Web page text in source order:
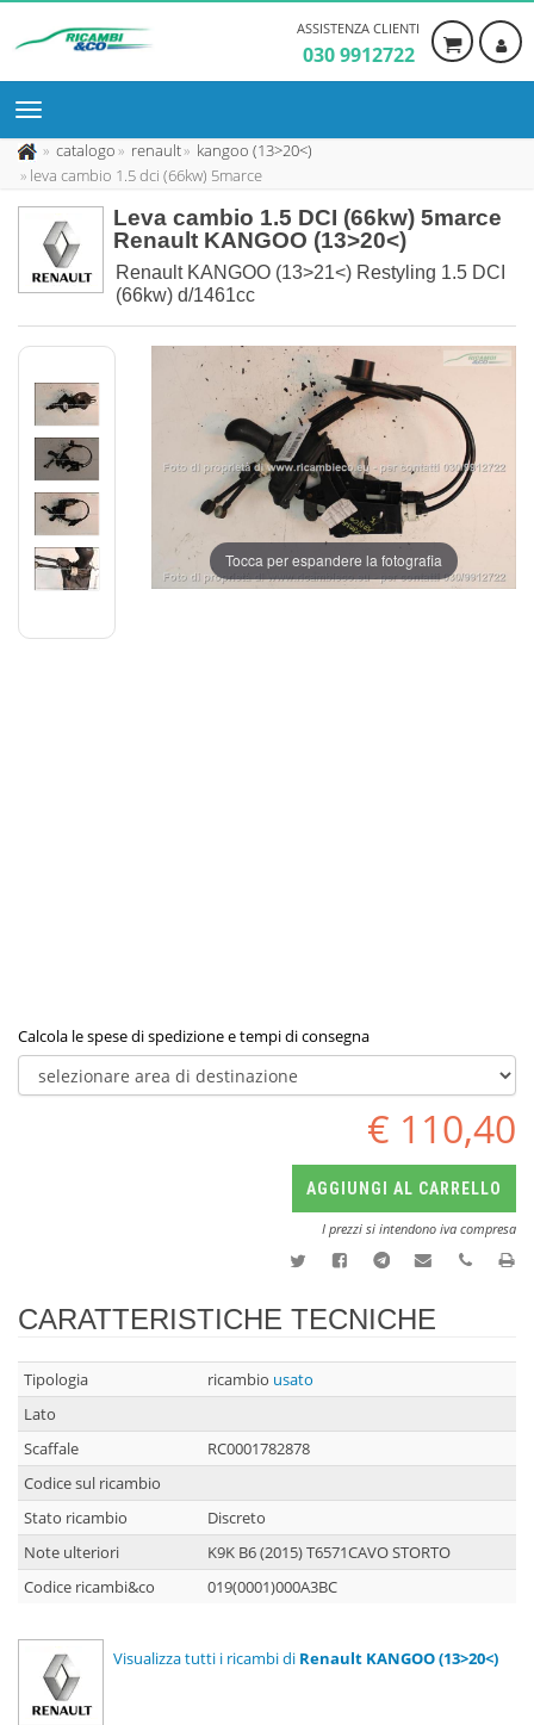
ASSISTENZA CLIENTI
030 9912722
catalogo renault
kangoo (13>20<)
leva cambio 1.5 dci (66kw) 5marce
Leva cambio 1.5 DCI (66kw) 5marce
Renault KANGOO (13>20<)
Renault KANGOO (13>21<) Restyling 1.5 DCI
(66kw) d/1461cc
Tocca per espandere la fotografia
Calcola le spese di spedizione e tempi di consegna
€ 110,40
AGGIUNGI AL CARRELLO
I prezzi si intendono iva compresa
CARATTERISTICHE TECNICHE
Tipologia ricambio usato
Lato
Scaffale
RC0001782878
Codice sul ricambio
Stato ricambio
Discreto
Note ulteriori
K9K B6 (2015) T6571CAVO STORTO
Codice ricambi&co
019(0001)000A3BC
Visualizza tutti i ricambi di Renault KANGOO (13>20<)